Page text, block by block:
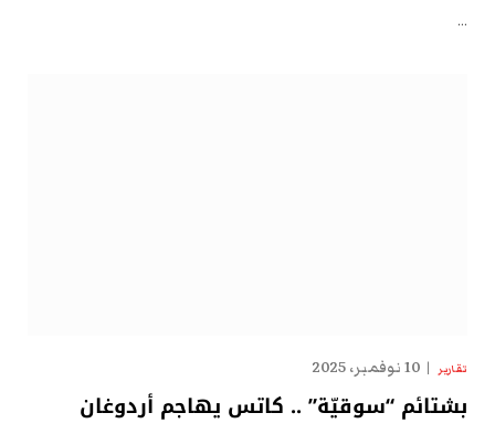
…
تقارير 10 نوفمبر، 2025
بشتائم “سوقيّة” .. كاتس يهاجم أردوغان